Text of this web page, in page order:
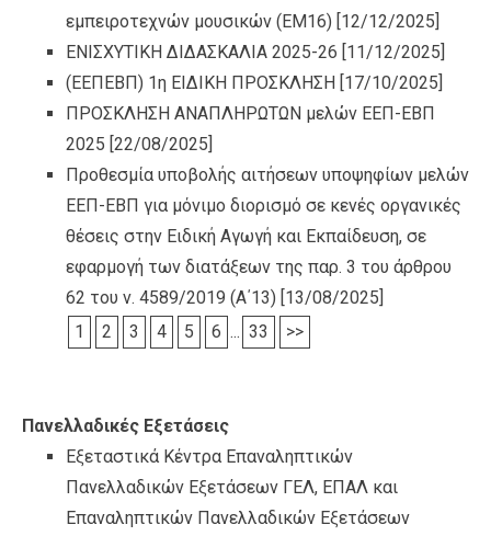
εμπειροτεχνών μουσικών (ΕΜ16) [12/12/2025]
ΕΝΙΣΧΥΤΙΚΗ ΔΙΔΑΣΚΑΛΙΑ 2025-26 [11/12/2025]
(ΕΕΠΕΒΠ) 1η ΕΙΔΙΚΗ ΠΡΟΣΚΛΗΣΗ [17/10/2025]
ΠΡΟΣΚΛΗΣΗ ΑΝΑΠΛΗΡΩΤΩΝ μελών ΕΕΠ-ΕΒΠ
2025 [22/08/2025]
Προθεσμία υποβολής αιτήσεων υποψηφίων μελών
ΕΕΠ-ΕΒΠ για μόνιμο διορισμό σε κενές οργανικές
θέσεις στην Ειδική Αγωγή και Εκπαίδευση, σε
εφαρμογή των διατάξεων της παρ. 3 του άρθρου
62 του ν. 4589/2019 (Α΄13) [13/08/2025]
1
2 3 4 5 6 ... 33 >>
Πανελλαδικές Εξετάσεις
Εξεταστικά Κέντρα Επαναληπτικών
Πανελλαδικών Εξετάσεων ΓΕΛ, ΕΠΑΛ και
Επαναληπτικών Πανελλαδικών Εξετάσεων